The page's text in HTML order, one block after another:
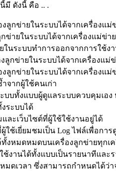
มี ดังนี้ คือ .. .
งลูกข่ายในระบบได้จากเครื่องแม่
กข่ายในระบบได้จากเครื่องแม่ข่าย
ในระบบทำการออกจากการใช้ง
ลูกข่ายในระบบได้จากเครื่องแม่
งลูกข่ายในระบบได้จากเครื่องแม่
จากผู้ใช้คนเก่า
บบทั้งแบบผู้ดูแลระบบควบคุมเอ
งระบบได้
ละเว็บไซต์ที่ผู้ใช้ใช้งานอยู่ได้
ใช้เยี่ยมชมเป็น Log ไฟล์เพื่อการ
ทั้งหมดหมดบนเครื่องลูกข่ายทุกเ
ช้งานได้ทั้งแบบเป็นรายนาทีและ
มดเวลา ซึ่งสามารถกำหนดได้ว่